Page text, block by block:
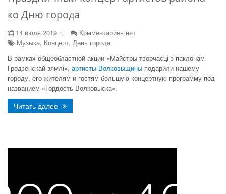
ко Дню города
14 июля 2019 г.
Комментариев нет
Музыка, Концерт, День города
В рамках общеобластной акции «Майстры творчасці з паклонам
Гродзенскай зямлі», артисты Волковыщины подарили нашему
городу, его жителям и гостям большую концертную программу под
названием «Гордость Волковыска».
Читать далее